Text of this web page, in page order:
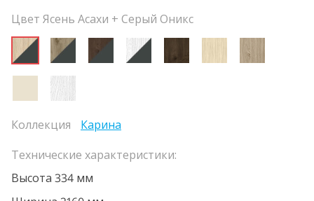
Цвет Ясень Асахи + Серый Оникс
Коллекция
Карина
Технические характеристики:
Высота 334 мм